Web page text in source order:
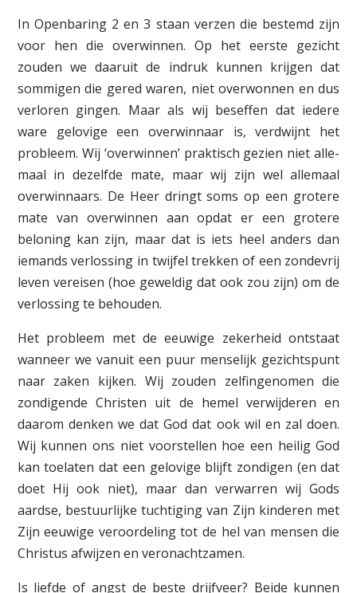
In Openbaring 2 en 3 staan verzen die bestemd zijn
voor hen die over­winnen. Op het eerste gezicht
zouden we daaruit de indruk kunnen krijgen dat
sommigen die gered waren, niet overwonnen en dus
verloren gingen. Maar als wij beseffen dat iedere
ware gelovige een overwinnaar is, verdwijnt het
probleem. Wij ‘overwinnen’ praktisch gezien niet alle­
maal in dezelfde mate, maar wij zijn wel allemaal
overwinnaars. De Heer dringt soms op een grotere
mate van overwinnen aan opdat er een grotere
beloning kan zijn, maar dat is iets heel anders dan
iemands ver­lossing in twijfel trekken of een zondevrij
leven vereisen (hoe geweldig dat ook zou zijn) om de
verlossing te behouden.
Het probleem met de eeuwige zekerheid ontstaat
wanneer we vanuit een puur menselijk gezichtspunt
naar zaken kijken. Wij zouden zelf­ingenomen die
zondigende Christen uit de hemel verwijderen en
daarom denken we dat God dat ook wil en zal doen.
Wij kunnen ons niet voorstellen hoe een heilig God
kan toelaten dat een gelovige blijft zondigen (en dat
doet Hij ook niet), maar dan verwarren wij Gods
aardse, bestuurlijke tuchtiging van Zijn kinderen met
Zijn eeuwige veroordeling tot de hel van mensen die
Christus afwijzen en veronachtzamen.
Is liefde of angst de beste drijfveer? Beide kunnen